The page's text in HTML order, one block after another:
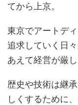
てから上京。
東京でアートデ
追求していく日々
あえて経営が厳
歴史や技術は継
しくするために、